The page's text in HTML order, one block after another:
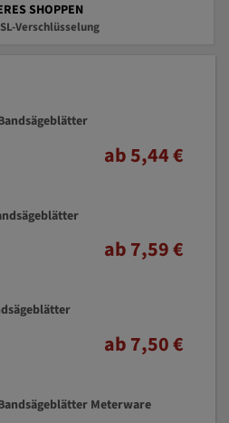
SHOPPEN
Verschlüsselung
ab 5,44 €
ab 7,59 €
ab 7,50 €
Meterware